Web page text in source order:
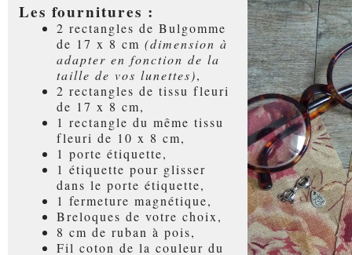
Les fournitures :
2 rectangles de Bulgomme
de 17 x 8 cm (dimension à
adapter en fonction de la
taille de vos lunettes),
2 rectangles de tissu fleuri
de 17 x 8 cm,
1 rectangle du même tissu
fleuri de 10 x 8 cm,
1 porte étiquette,
1 étiquette pour glisser
dans le porte étiquette,
1 fermeture magnétique,
Breloques de votre choix,
8 cm de ruban à pois,
Fil coton de la couleur du